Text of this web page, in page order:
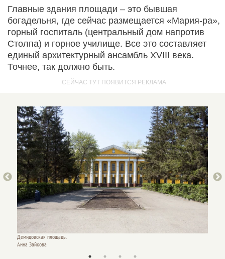
Главные здания площади – это бывшая
богадельня, где сейчас размещается «Мария-ра»,
горный госпиталь (центральный дом напротив
Столпа) и горное училище. Все это составляет
единый архитектурный ансамбль XVIII века.
Точнее, так должно быть.
Демидовская площадь.
Анна Зайкова